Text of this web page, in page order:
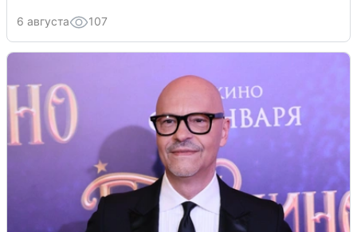
6 августа 107